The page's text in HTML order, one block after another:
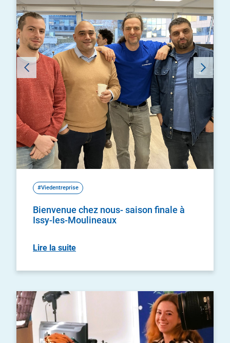
#Viedentreprise
Bienvenue chez nous- saison finale à
Issy-les-Moulineaux
Lire la suite